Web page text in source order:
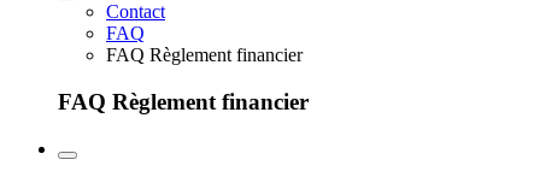
Contact
FAQ
FAQ Règlement financier
FAQ Règlement financier